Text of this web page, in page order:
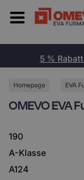
5 %
Homepage EVA
OMEVO EVA
190
A-Klasse
A124